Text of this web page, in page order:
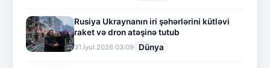
Rusiya Ukraynanın iri şəhərlərini kütləvi
raket və dron atəşinə tutub
31.İyul.2026 03:09 Dünya